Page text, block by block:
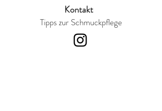
Kontakt
Tipps zur Schmuckpflege